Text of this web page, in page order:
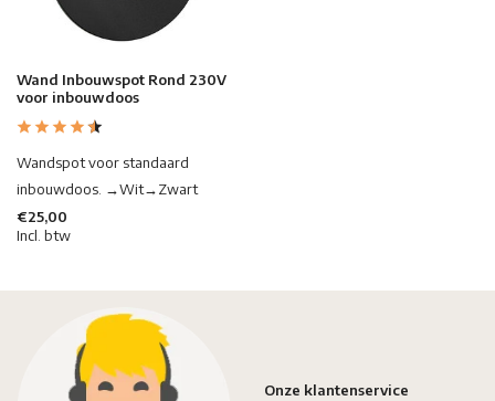
Wand Inbouwspot Rond 230V
voor inbouwdoos
Wandspot voor standaard
inbouwdoos. →Wit→Zwart
€25,00
Incl. btw
Onze klantenservice